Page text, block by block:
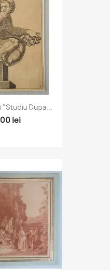
"Studiu Dupa...
lei